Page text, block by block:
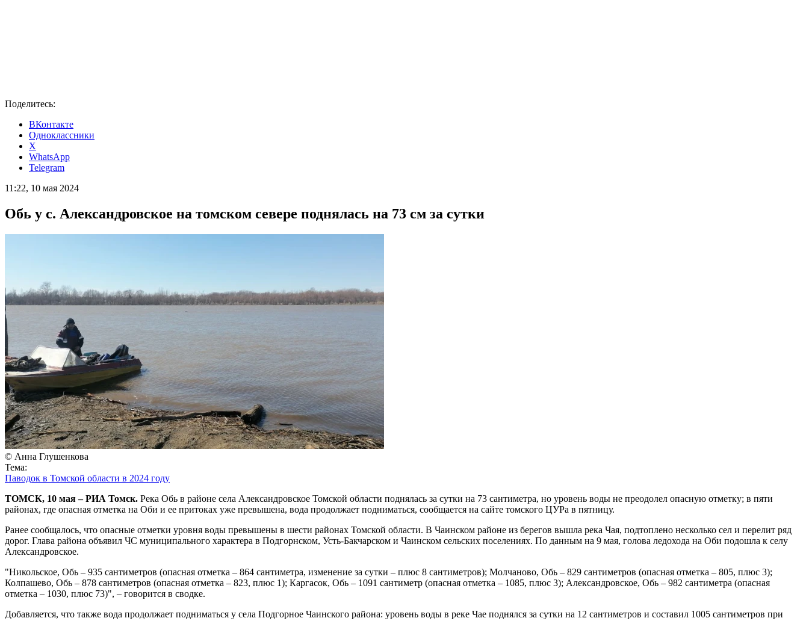
Поделитесь:
ВКонтакте
Одноклассники
X
WhatsApp
Telegram
11:22, 10 мая 2024
Обь у с. Александровское на томском севере поднялась на 73 см за сутки
© Анна Глушенкова
Тема:
Паводок в Томской области в 2024 году
ТОМСК, 10 мая – РИА Томск. Река Обь в районе села Александровское Томской области поднялась за сутки на 73 сантиметра, но уровень воды не преодолел опасную отметку; в пяти
районах, где опасная отметка на Оби и ее притоках уже превышена, вода продолжает подниматься, сообщается на сайте томского ЦУРа в пятницу.
Ранее сообщалось, что опасные отметки уровня воды превышены в шести районах Томской области. В Чаинском районе из берегов вышла река Чая, подтоплено несколько сел и перелит ряд
дорог. Глава района объявил ЧС муниципального характера в Подгорнском, Усть-Бакчарском и Чаинском сельских поселениях. По данным на 9 мая, голова ледохода на Оби подошла к селу
Александровское.
"Никольское, Обь – 935 сантиметров (опасная отметка – 864 сантиметра, изменение за сутки – плюс 8 сантиметров); Молчаново, Обь – 829 сантиметров (опасная отметка – 805, плюс 3);
Колпашево, Обь – 878 сантиметров (опасная отметка – 823, плюс 1); Каргасок, Обь – 1091 сантиметр (опасная отметка – 1085, плюс 3); Александровское, Обь – 982 сантиметра (опасная
отметка – 1030, плюс 73)", – говорится в сводке.
Добавляется, что также вода продолжает подниматься у села Подгорное Чаинского района: уровень воды в реке Чае поднялся за сутки на 12 сантиметров и составил 1005 сантиметров при